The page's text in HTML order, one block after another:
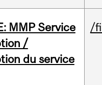
MMP Service
/
du service
/